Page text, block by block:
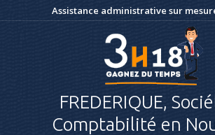
Assistance administrative sur
FREDERIQUE,
Comptabilité en